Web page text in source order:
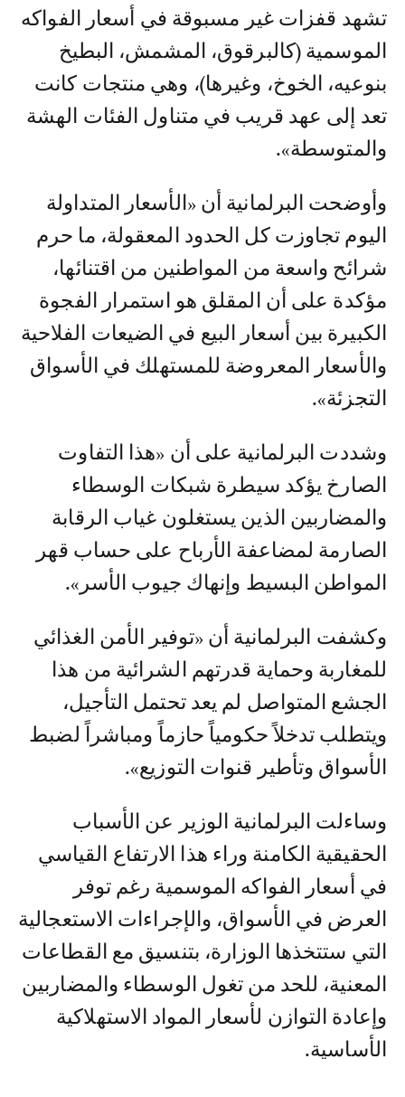
تشهد قفزات غير مسبوقة في أسعار الفواكه
الموسمية (كالبرقوق، المشمش، البطيخ
بنوعيه، الخوخ، وغيرها)، وهي منتجات كانت
تعد إلى عهد قريب في متناول الفئات الهشة
والمتوسطة».
وأوضحت البرلمانية أن «الأسعار المتداولة
اليوم تجاوزت كل الحدود المعقولة، ما حرم
شرائح واسعة من المواطنين من اقتنائها،
مؤكدة على أن المقلق هو استمرار الفجوة
الكبيرة بين أسعار البيع في الضيعات الفلاحية
والأسعار المعروضة للمستهلك في الأسواق
التجزئة».
وشددت البرلمانية على أن «هذا التفاوت
الصارخ يؤكد سيطرة شبكات الوسطاء
والمضاربين الذين يستغلون غياب الرقابة
الصارمة لمضاعفة الأرباح على حساب قهر
المواطن البسيط وإنهاك جيوب الأسر».
وكشفت البرلمانية أن «توفير الأمن الغذائي
للمغاربة وحماية قدرتهم الشرائية من هذا
الجشع المتواصل لم يعد تحتمل التأجيل،
ويتطلب تدخلاً حكومياً حازماً ومباشراً لضبط
الأسواق وتأطير قنوات التوزيع».
وساءلت البرلمانية الوزير عن الأسباب
الحقيقية الكامنة وراء هذا الارتفاع القياسي
في أسعار الفواكه الموسمية رغم توفر
العرض في الأسواق، والإجراءات الاستعجالية
التي ستتخذها الوزارة، بتنسيق مع القطاعات
المعنية، للحد من تغول الوسطاء والمضاربين
وإعادة التوازن لأسعار المواد الاستهلاكية
الأساسية.